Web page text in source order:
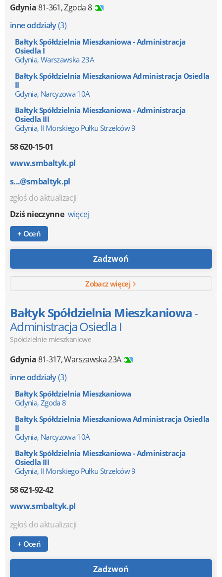
Gdynia81-361,Zgoda 8
inne oddziały(3)
Bałtyk Spółdzielnia Mieszkaniowa - Administracja
Osiedla I
Gdynia, Warszawska 23A
Bałtyk Spółdzielnia Mieszkaniowa Administracja Osiedla
II
Gdynia, Narcyzowa 10A
Bałtyk Spółdzielnia Mieszkaniowa - Administracja
Osiedla III
Gdynia, II Morskiego Pułku Strzelców 9
58 620-15-01
www.smbaltyk.pl
s...@smbaltyk.pl
zgłoś do aktualizacji
Dziś nieczynne więcej
+ Oceń
Zadzwoń
Zobacz więcej
Bałtyk Spółdzielnia Mieszkaniowa-
Administracja Osiedla I
Spółdzielnie mieszkaniowe
Gdynia81-317,Warszawska 23A
inne oddziały(3)
Bałtyk Spółdzielnia Mieszkaniowa
Gdynia, Zgoda 8
Bałtyk Spółdzielnia Mieszkaniowa Administracja Osiedla
II
Gdynia, Narcyzowa 10A
Bałtyk Spółdzielnia Mieszkaniowa - Administracja
Osiedla III
Gdynia, II Morskiego Pułku Strzelców 9
58 621-92-42
www.smbaltyk.pl
zgłoś do aktualizacji
+ Oceń
Zadzwoń